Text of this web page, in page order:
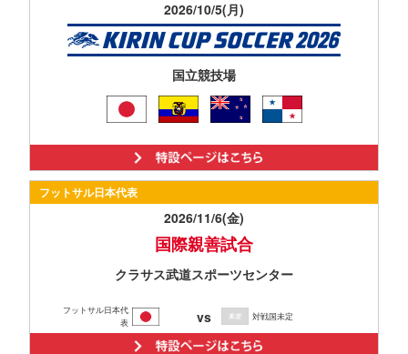
2026/10/5(月)
国立競技場
フットサル日本代表
2026/11/6(金)
国際親善試合
クラサス武道スポーツセンター
フットサル日本代
表
vs 対戦国未定